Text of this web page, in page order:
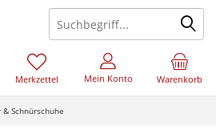
Warenkorb
Merkzettel Mein Konto
& Schnürschuhe